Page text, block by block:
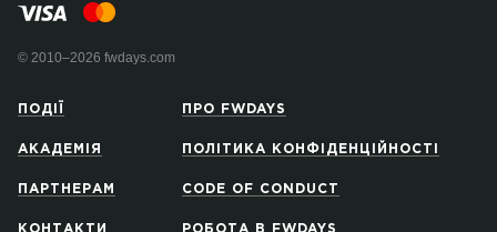
© 2010–2026 fwdays.com
ПОДІЇ
АКАДЕМІЯ
ПАРТНЕРАМ
КОНТАКТИ
ПРО FWDAYS
ПОЛІТИКА КОНФІДЕНЦІЙНОСТІ
CODE OF CONDUCT
РОБОТА В FWDAYS